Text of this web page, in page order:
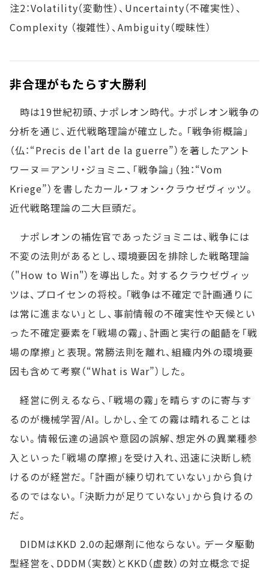
注2：Volatility（変動性）、Uncertainty（不確実性）、
Complexity （複雑性）、Ambiguity（曖昧性）
非合理がもたらす大勝利
時は19世紀初頭、ナポレオン時代。ナポレオン戦争の
分析を通じ、近代戦略理論が確立した。「戦争術概論」
（仏：“Precis de l'art de la guerre”）を著したアント
ワーヌ＝アンリ・ジョミニ、「戦争論」（独：“Vom
Kriege”）を書したカール・フォン・クラウゼヴィッツ。
近代戦略理論の二大巨頭だ。
ナポレオンの補佐官であったジョミニは、戦争には
不変の法則があるとし、環境要因を排除した戦略理論
（"How to Win"）を導出した。対するクラウゼヴィッ
ツは、プロイセンの将校。「戦争は不確定で計画通りに
は常に進まない」とし、事前情報の不確実性や天候とい
った不確定要素を「戦場の霧」、計画と実行の齟齬を「戦
場の摩擦」と表現。常勝法則を離れ、組織内外の環境要
因も含めて考察（“What is War”）した。
経営に例えるなら、「戦場の霧」を晴らすのに寄与す
るのが機械学習/AI。しかし、全ての霧は晴れることは
ない。情報伝達の過誤や意図の誤解、想定外の異業種参
入といった「戦場の摩擦」を受け入れ、迅速に決断し続
けるのが経営だ。「計画が練り切れていない」から負け
るのではない。「決断力が足りていない」から負けるの
だ。
DIDMはKKD 2.0の起爆剤に他ならない。データ駆動
型経営を、DDDM（実数）とKKD（虚数）の対立概念で捉